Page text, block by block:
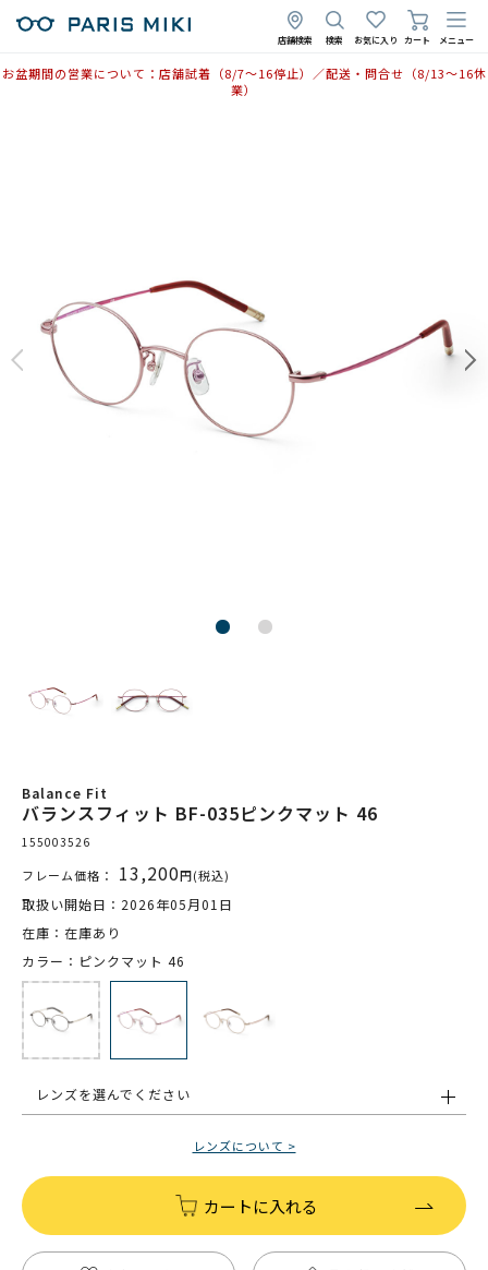
店舗検索 検索 お気に入り カート メニュー
お盆期間の営業について：店舗試着（8/7〜16停止）／配送・問合せ（8/13〜16休
業）
Balance Fit
バランスフィット BF-035ピンクマット 46
155003526
フレーム価格： 13,200円(税込)
取扱い開始日：2026年05月01日
在庫：在庫あり
カラー：ピンクマット 46
レンズを選んでください
レンズについて >
カートに入れる